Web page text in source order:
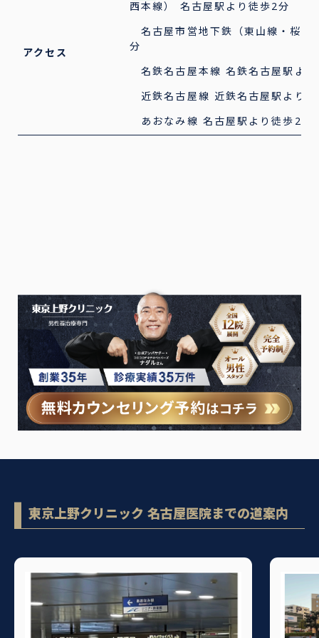
アクセス
西本線） 名古屋駅より徒歩2分
名古屋市営地下鉄（東山線・桜通
分
名鉄名古屋本線 名鉄名古屋駅よ
近鉄名古屋線 近鉄名古屋駅より
あおなみ線 名古屋駅より徒歩2分
東京上野クリニック 名古屋医院までの道案内